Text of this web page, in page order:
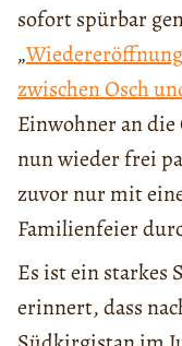
sofort spürbar
„Wiedereröffnung
zwischen Osch
Einwohner an die
nun wieder frei
zuvor nur mit
Familienfeier
Es ist ein starkes
erinnert, dass